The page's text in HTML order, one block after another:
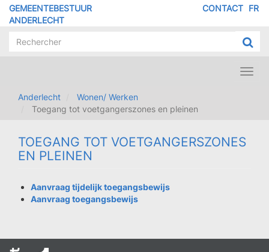
Overslaan
GEMEENTEBESTUUR
ANDERLECHT
FR
CONTACT
Anderlecht
Wonen/ Werken
Toegang tot voetgangerszones en pleinen
TOEGANG TOT VOETGANGERSZONES
EN PLEINEN
Aanvraag tijdelijk toegangsbewijs
Aanvraag toegangsbewijs